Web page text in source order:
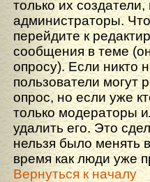
только их
администраторы.
перейдите к
сообщения в теме
опросу). Если никто
пользователи могут
опрос, но если уже
только модераторы
удалить его. Это
нельзя было менять
время как люди уже
Вернуться к началу